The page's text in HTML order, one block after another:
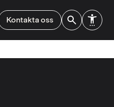
Kontakta oss